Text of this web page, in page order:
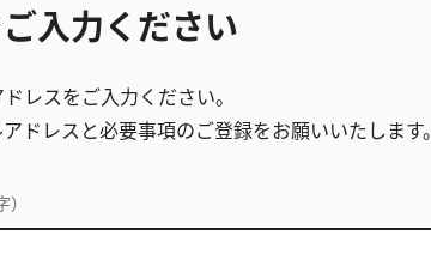
入力ください
レスをご入力ください。
ドレスと必要事項のご登録をお願いいたします。